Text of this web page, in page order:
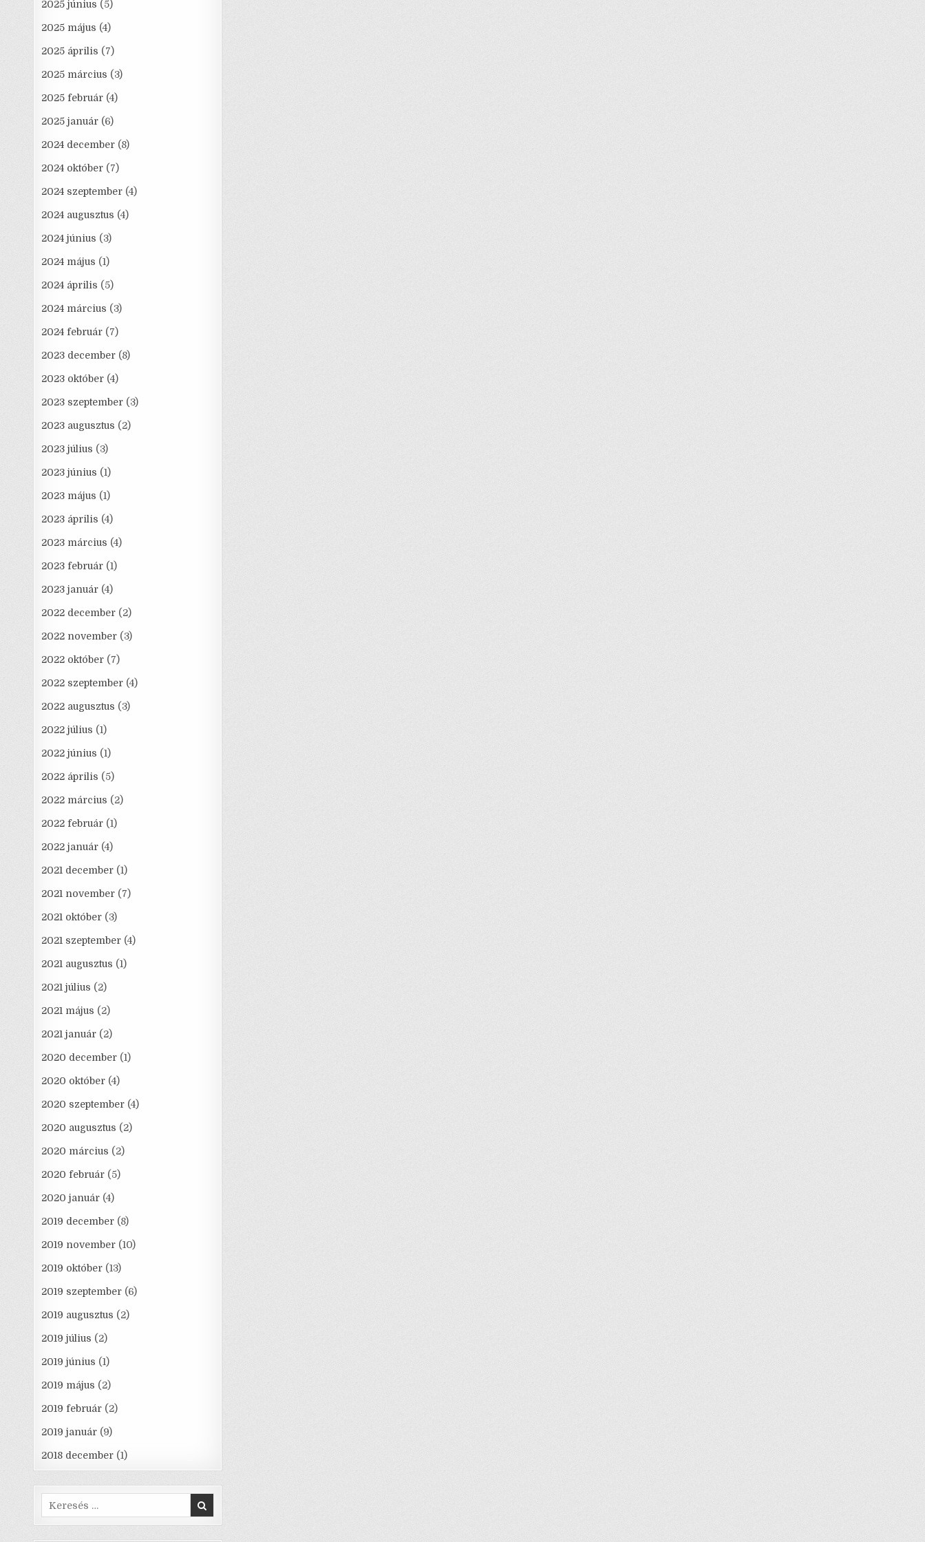
2025 június (5)
2025 május (4)
2025 április (7)
2025 március (3)
2025 február (4)
2025 január (6)
2024 december (8)
2024 október (7)
2024 szeptember (4)
2024 augusztus (4)
2024 június (3)
2024 május (1)
2024 április (5)
2024 március (3)
2024 február (7)
2023 december (8)
2023 október (4)
2023 szeptember (3)
2023 augusztus (2)
2023 július (3)
2023 június (1)
2023 május (1)
2023 április (4)
2023 március (4)
2023 február (1)
2023 január (4)
2022 december (2)
2022 november (3)
2022 október (7)
2022 szeptember (4)
2022 augusztus (3)
2022 július (1)
2022 június (1)
2022 április (5)
2022 március (2)
2022 február (1)
2022 január (4)
2021 december (1)
2021 november (7)
2021 október (3)
2021 szeptember (4)
2021 augusztus (1)
2021 július (2)
2021 május (2)
2021 január (2)
2020 december (1)
2020 október (4)
2020 szeptember (4)
2020 augusztus (2)
2020 március (2)
2020 február (5)
2020 január (4)
2019 december (8)
2019 november (10)
2019 október (13)
2019 szeptember (6)
2019 augusztus (2)
2019 július (2)
2019 június (1)
2019 május (2)
2019 február (2)
2019 január (9)
2018 december (1)
Search
for: